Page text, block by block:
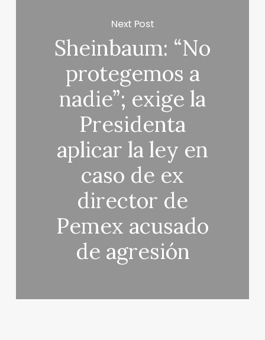
Next Post
Sheinbaum: “No
protegemos a
nadie”; exige la
Presidenta
aplicar la ley en
caso de ex
director de
Pemex acusado
de agresión